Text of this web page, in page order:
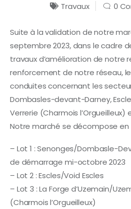
Travaux 0
Suite à la validation de notre
septembre 2023, dans le cadre
travaux d’amélioration de notre
renforcement de notre réseau,
conduites concernant les
Dombasles-devant-Darney,
Verrerie (Charmois
Notre marché se décompose
– Lot 1 : Senonges/Dombasle-
de démarrage mi-octobre 2023
– Lot 2 : Escles/Void Escles
– Lot 3 : La Forge d’Uzemain/
(Charmois l’Orgueilleux)